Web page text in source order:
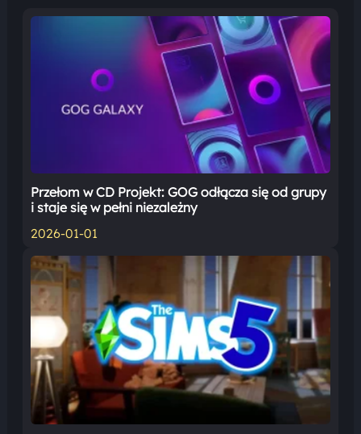
Przełom w CD Projekt: GOG odłącza się od grupy
i staje się w pełni niezależny
2026-01-01